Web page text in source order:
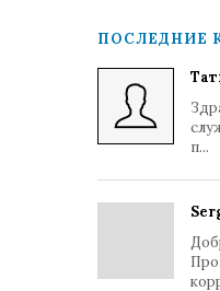
ПОСЛЕДНИЕ
п...